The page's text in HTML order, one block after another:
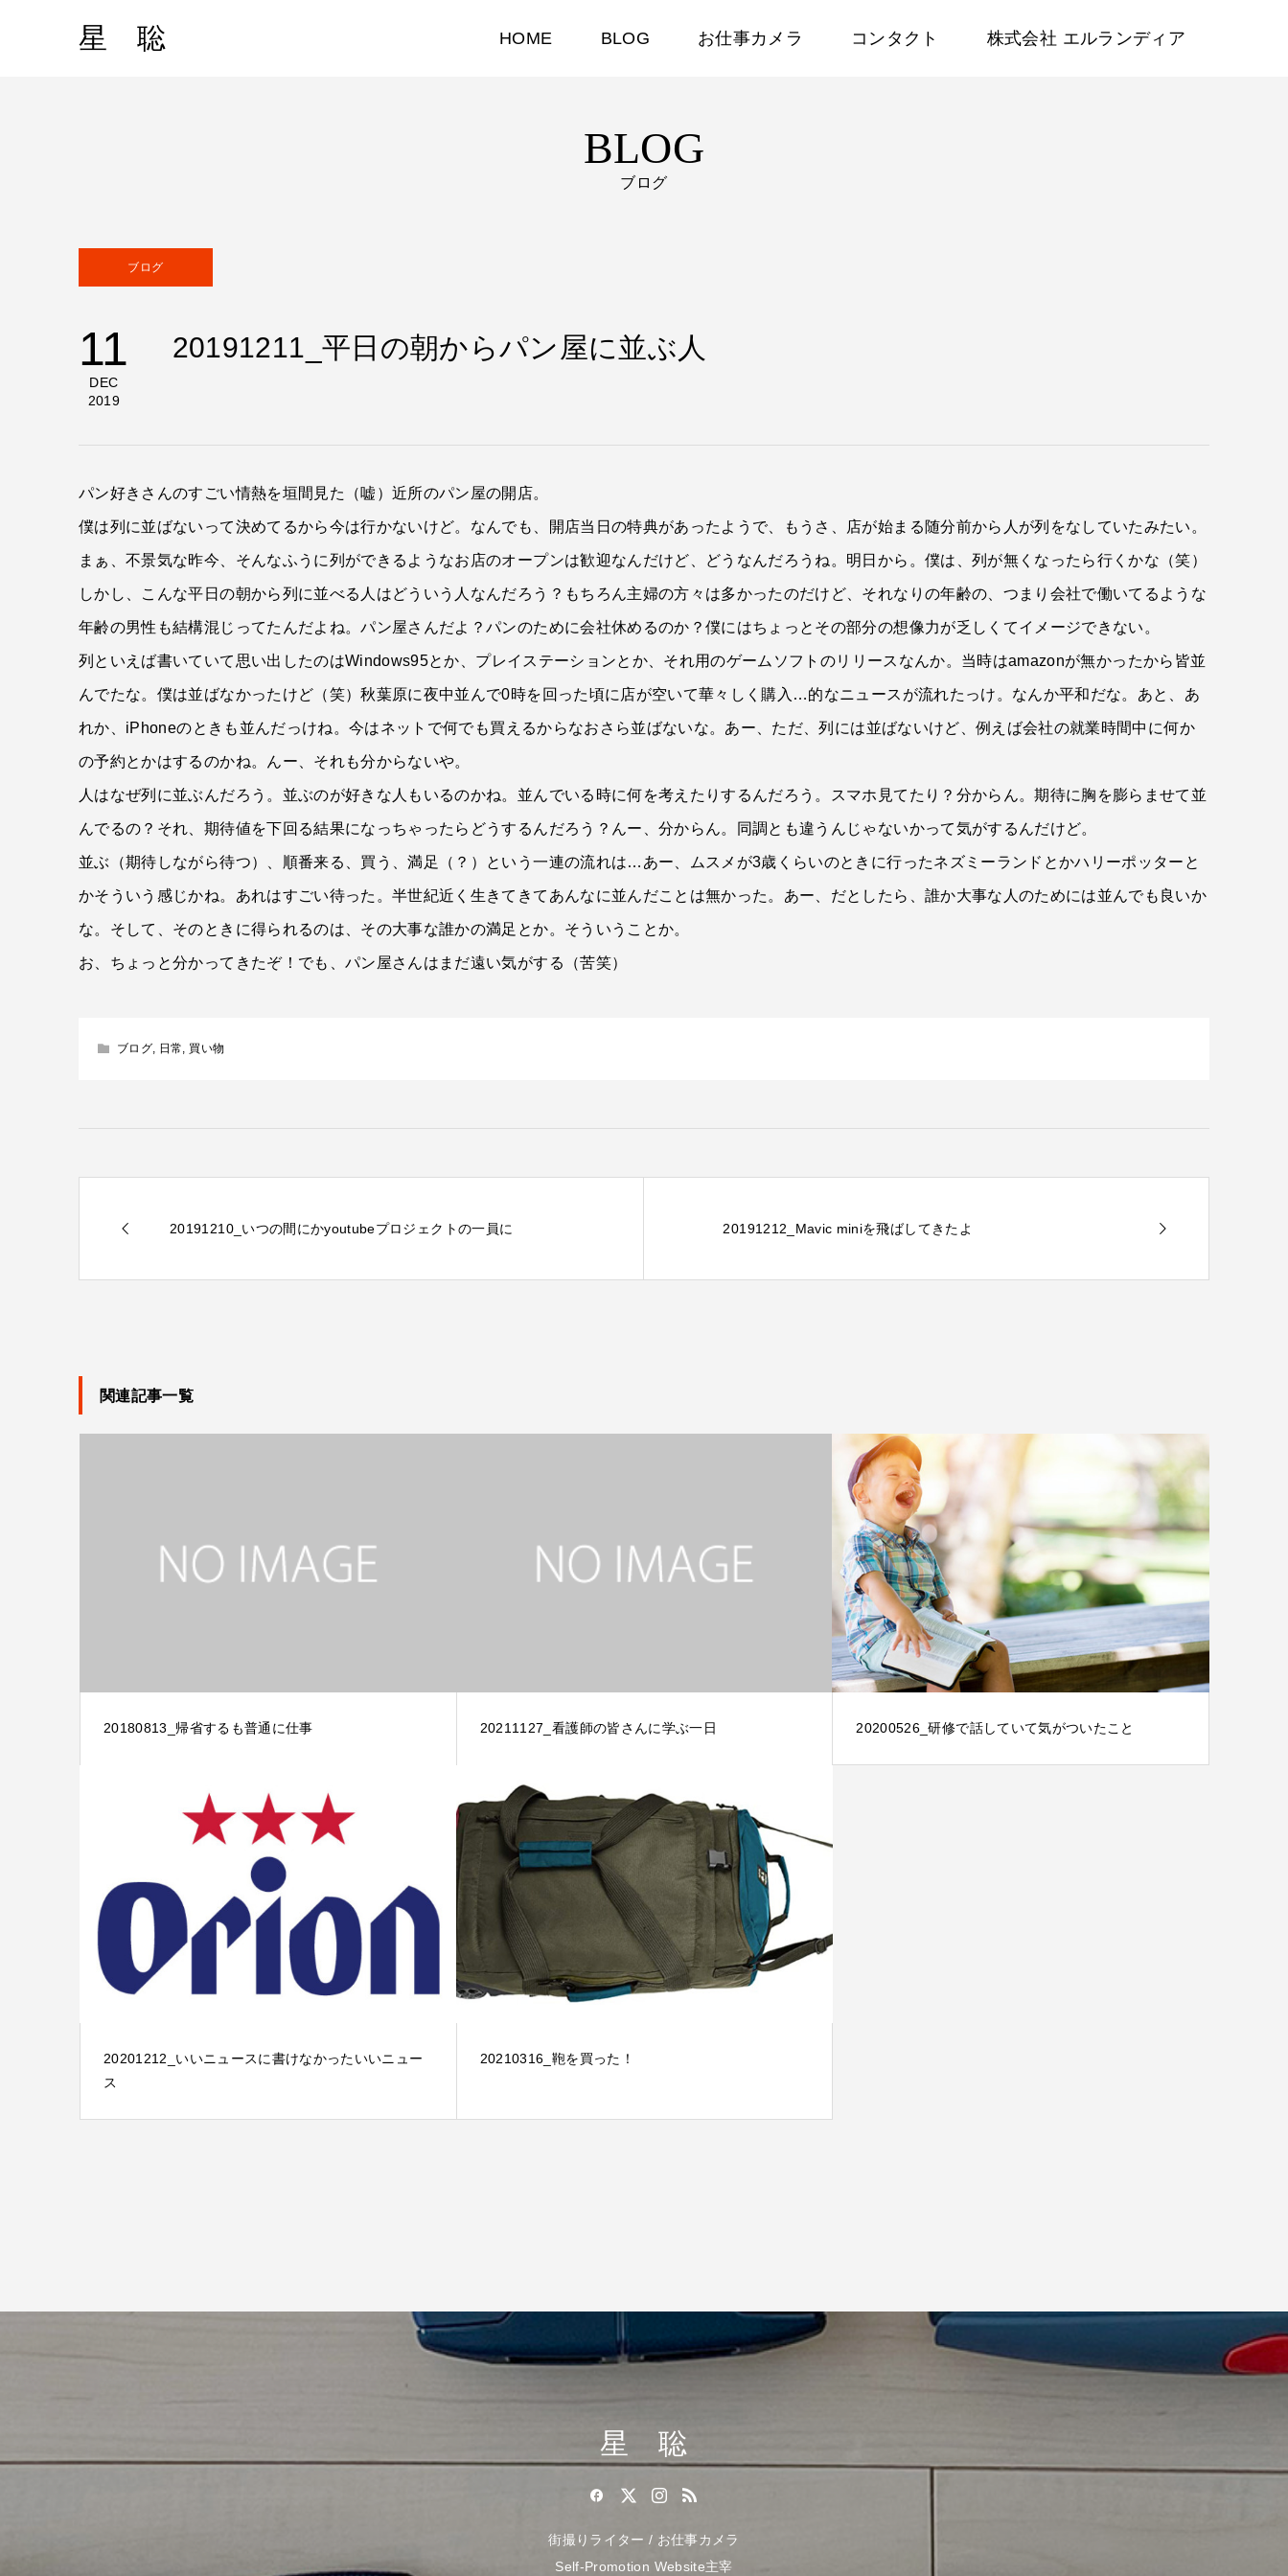
星 聡 HOME BLOG お仕事カメラ コンタクト 株式会社 エルランディア
BLOG
ブログ
ブログ
11
DEC
2019
20191211_平日の朝からパン屋に並ぶ人
パン好きさんのすごい情熱を垣間見た（嘘）近所のパン屋の開店。
僕は列に並ばないって決めてるから今は行かないけど。なんでも、開店当日の特典があったようで、もうさ、店が始まる随分前から人が列をなしていたみたい。
まぁ、不景気な昨今、そんなふうに列ができるようなお店のオープンは歓迎なんだけど、どうなんだろうね。明日から。僕は、列が無くなったら行くかな（笑）
しかし、こんな平日の朝から列に並べる人はどういう人なんだろう？もちろん主婦の方々は多かったのだけど、それなりの年齢の、つまり会社で働いてるような
年齢の男性も結構混じってたんだよね。パン屋さんだよ？パンのために会社休めるのか？僕にはちょっとその部分の想像力が乏しくてイメージできない。
列といえば書いていて思い出したのはWindows95とか、プレイステーションとか、それ用のゲームソフトのリリースなんか。当時はamazonが無かったから皆並
んでたな。僕は並ばなかったけど（笑）秋葉原に夜中並んで0時を回った頃に店が空いて華々しく購入…的なニュースが流れたっけ。なんか平和だな。あと、あ
れか、iPhoneのときも並んだっけね。今はネットで何でも買えるからなおさら並ばないな。あー、ただ、列には並ばないけど、例えば会社の就業時間中に何か
の予約とかはするのかね。んー、それも分からないや。
人はなぜ列に並ぶんだろう。並ぶのが好きな人もいるのかね。並んでいる時に何を考えたりするんだろう。スマホ見てたり？分からん。期待に胸を膨らませて並
んでるの？それ、期待値を下回る結果になっちゃったらどうするんだろう？んー、分からん。同調とも違うんじゃないかって気がするんだけど。
並ぶ（期待しながら待つ）、順番来る、買う、満足（？）という一連の流れは…あー、ムスメが3歳くらいのときに行ったネズミーランドとかハリーポッターと
かそういう感じかね。あれはすごい待った。半世紀近く生きてきてあんなに並んだことは無かった。あー、だとしたら、誰か大事な人のためには並んでも良いか
な。そして、そのときに得られるのは、その大事な誰かの満足とか。そういうことか。
お、ちょっと分かってきたぞ！でも、パン屋さんはまだ遠い気がする（苦笑）
ブログ, 日常, 買い物
20191210_いつの間にかyoutubeプロジェクトの一員に 20191212_Mavic miniを飛ばしてきたよ
関連記事一覧
20180813_帰省するも普通に仕事 20211127_看護師の皆さんに学ぶ一日 20200526_研修で話していて気がついたこと
20201212_いいニュースに書けなかったいいニュー
ス
20210316_鞄を買った！
星 聡
街撮りライター / お仕事カメラ
Self-Promotion Website主宰